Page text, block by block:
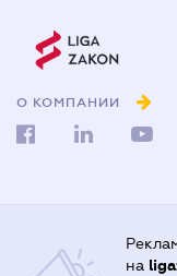
О КОМПАНИИ
на